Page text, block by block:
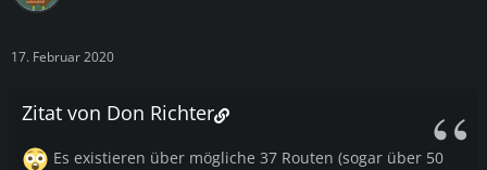
17. Februar 2020
Zitat von Don Richter
Es existieren über mögliche 37 Routen (sogar über 50